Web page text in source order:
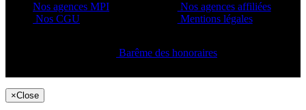
Nos agences MPI
Nos CGU
Nos agences affiliées
Mentions légales
Barême des honoraires
×Close